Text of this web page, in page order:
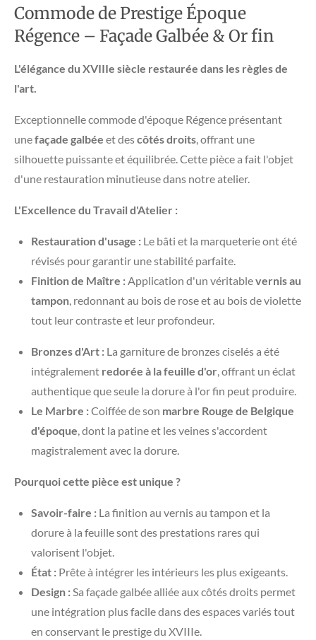
Commode de Prestige Époque
Régence – Façade Galbée & Or fin
L'élégance du XVIIIe siècle restaurée dans les règles de
l'art.
Exceptionnelle commode d'époque Régence présentant
unefaçade galbée et descôtés droits, offrant une
silhouette puissante et équilibrée. Cette pièce a fait l'objet
d'une restauration minutieuse dans notre atelier.
L'Excellence du Travail d'Atelier :
Restauration d'usage : Le bâti et la marqueterie ont été
révisés pour garantir une stabilité parfaite.
Finition de Maître :Application d'un véritablevernis au
tampon, redonnant au bois de rose et au bois de violette
tout leur contraste et leur profondeur.
Bronzes d'Art : La garniture de bronzes ciselés a été
intégralement redorée à la feuille d'or, offrant un éclat
authentique que seule la dorure à l'or fin peut produire.
Le Marbre :Coiffée de son marbre Rouge de Belgique
d'époque, dont la patine et les veines s'accordent
magistralement avec la dorure.
Pourquoi cette pièce est unique ?
Savoir-faire : La finition au vernis au tampon et la
dorure à la feuille sont des prestations rares qui
valorisent l'objet.
État : Prête à intégrer les intérieurs les plus exigeants.
Design :Sa façade galbée alliée aux côtés droits permet
une intégration plus facile dans des espaces variés tout
en conservant le prestige du XVIIIe.